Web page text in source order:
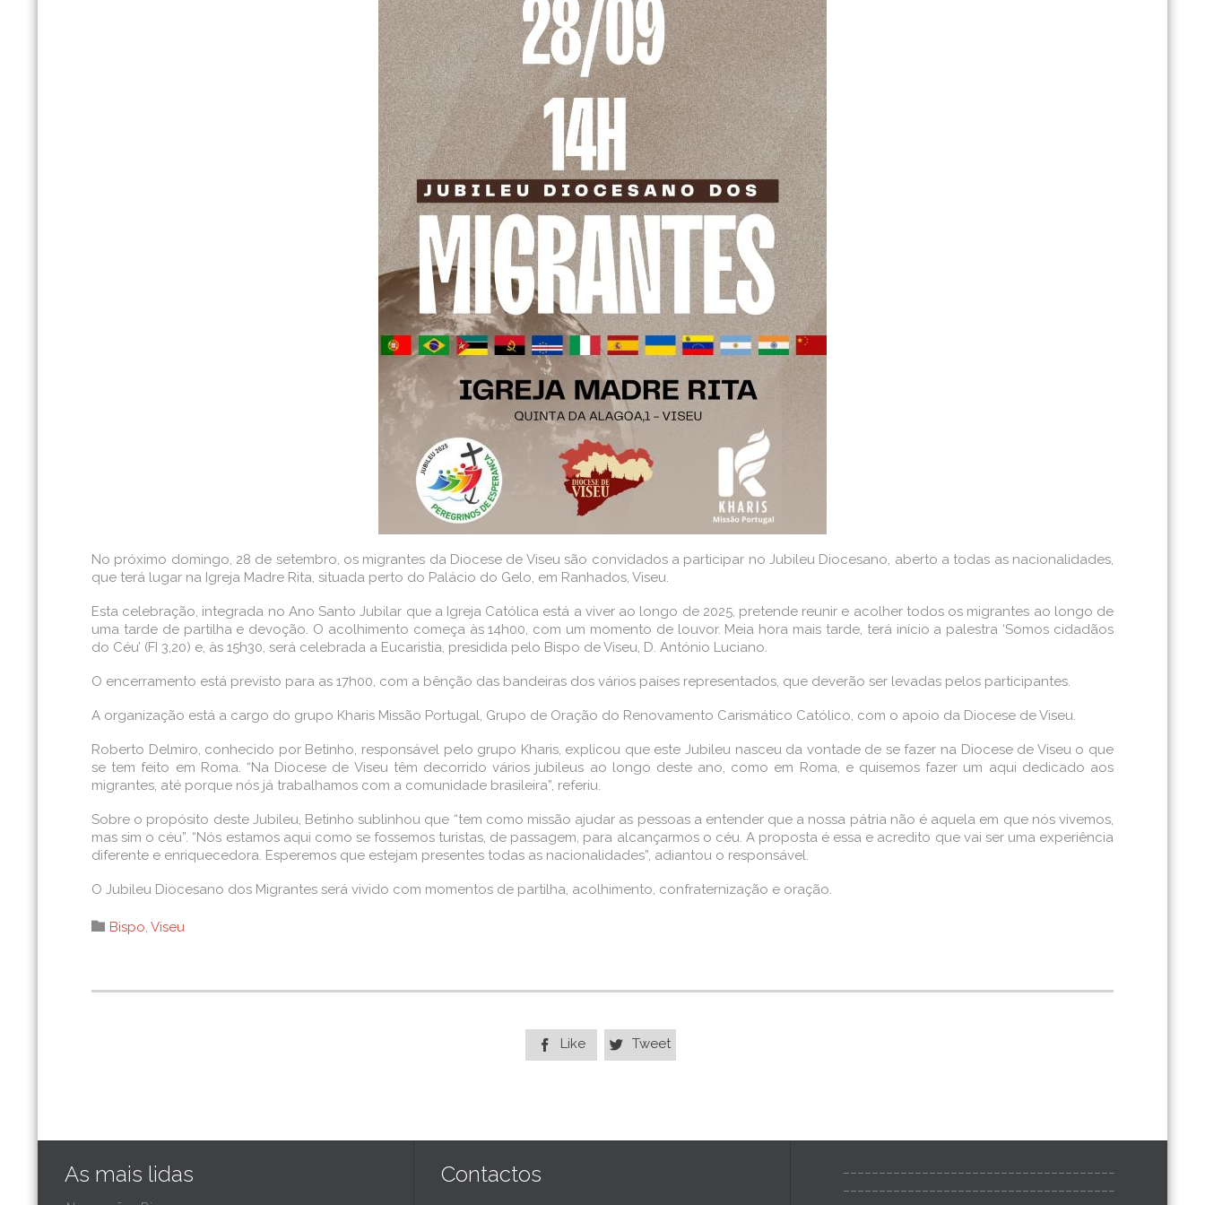
No próximo domingo, 28 de setembro, os migrantes da Diocese de Viseu são convidados a participar no Jubileu Diocesano, aberto a todas as nacionalidades,
que terá lugar na Igreja Madre Rita, situada perto do Palácio do Gelo, em Ranhados, Viseu.
Esta celebração, integrada no Ano Santo Jubilar que a Igreja Católica está a viver ao longo de 2025, pretende reunir e acolher todos os migrantes ao longo de
uma tarde de partilha e devoção. O acolhimento começa às 14h00, com um momento de louvor. Meia hora mais tarde, terá início a palestra ‘Somos cidadãos
do Céu’ (FI 3,20) e, às 15h30, será celebrada a Eucaristia, presidida pelo Bispo de Viseu, D. António Luciano.
O encerramento está previsto para as 17h00, com a bênção das bandeiras dos vários países representados, que deverão ser levadas pelos participantes.
A organização está a cargo do grupo Kharis Missão Portugal, Grupo de Oração do Renovamento Carismático Católico, com o apoio da Diocese de Viseu.
Roberto Delmiro, conhecido por Betinho, responsável pelo grupo Kharis, explicou que este Jubileu nasceu da vontade de se fazer na Diocese de Viseu o que
se tem feito em Roma. “Na Diocese de Viseu têm decorrido vários jubileus ao longo deste ano, como em Roma, e quisemos fazer um aqui dedicado aos
migrantes, até porque nós já trabalhamos com a comunidade brasileira”, referiu.
Sobre o propósito deste Jubileu, Betinho sublinhou que “tem como missão ajudar as pessoas a entender que a nossa pátria não é aquela em que nós vivemos,
mas sim o céu”. “Nós estamos aqui como se fossemos turistas, de passagem, para alcançarmos o céu. A proposta é essa e acredito que vai ser uma experiência
diferente e enriquecedora. Esperemos que estejam presentes todas as nacionalidades”, adiantou o responsável.
O Jubileu Diocesano dos Migrantes será vivido com momentos de partilha, acolhimento, confraternização e oração.
 Category
Bispo, Viseu
 Like  Tweet
As mais lidas Contactos